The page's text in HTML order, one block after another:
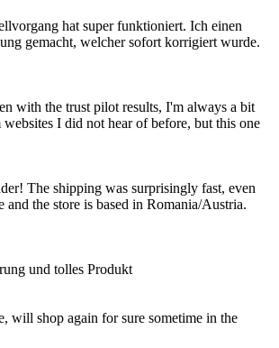
hat super funktioniert. Ich einen
gemacht, welcher sofort korrigiert wurde.
with the trust pilot results, I'm always a bit
I did not hear of before, but this one
The shipping was surprisingly fast, even
and the store is based in Romania/Austria.
und tolles Produkt
will shop again for sure sometime in the